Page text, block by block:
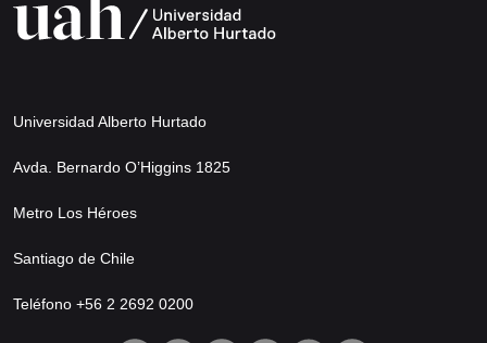
Universidad Alberto Hurtado
Avda. Bernardo O’Higgins 1825
Metro Los Héroes
Santiago de Chile
Teléfono +56 2 2692 0200